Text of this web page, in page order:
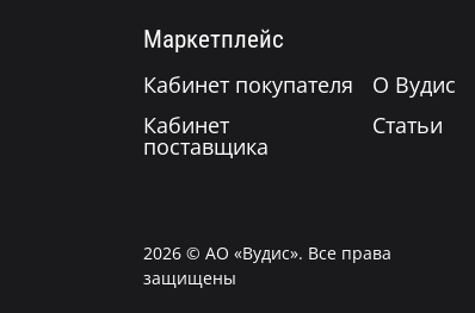
Маркетплейс
Кабинет покупателя
Кабинет
поставщика
О Вудис
Статьи
2026© АО «Вудис». Все права
защищены